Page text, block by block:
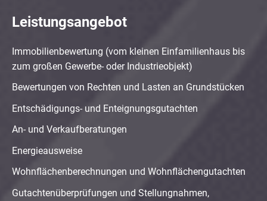
Leistungsangebot
Immobilienbewertung (vom kleinen Einfamilienhaus bis
zum großen Gewerbe- oder Industrieobjekt)
Bewertungen von Rechten und Lasten an Grundstücken
Entschädigungs- und Enteignungsgutachten
An- und Verkaufberatungen
Energieausweise
Wohnflächenberechnungen und Wohnflächengutachten
Gutachtenüberprüfungen und Stellungnahmen,